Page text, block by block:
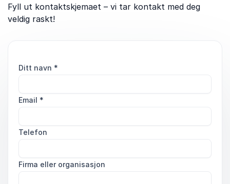
Fyll ut kontaktskjemaet – vi tar kontakt med deg
veldig raskt!
Ditt navn *
Email *
Telefon
Firma eller organisasjon